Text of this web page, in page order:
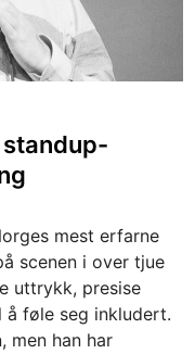
mest erfarne
scenen i over tjue
uttrykk, presise
føle seg inkludert.
men han har